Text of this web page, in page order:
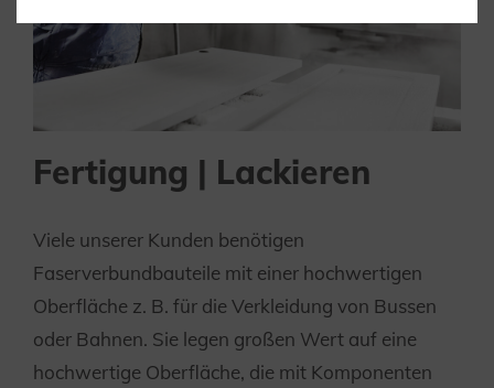
Fertigung | Lackieren
Viele unserer Kunden benötigen
Faserverbundbauteile mit einer hochwertigen
Oberfläche z. B. für die Verkleidung von Bussen
oder Bahnen. Sie legen großen Wert auf eine
hochwertige Oberfläche, die mit Komponenten